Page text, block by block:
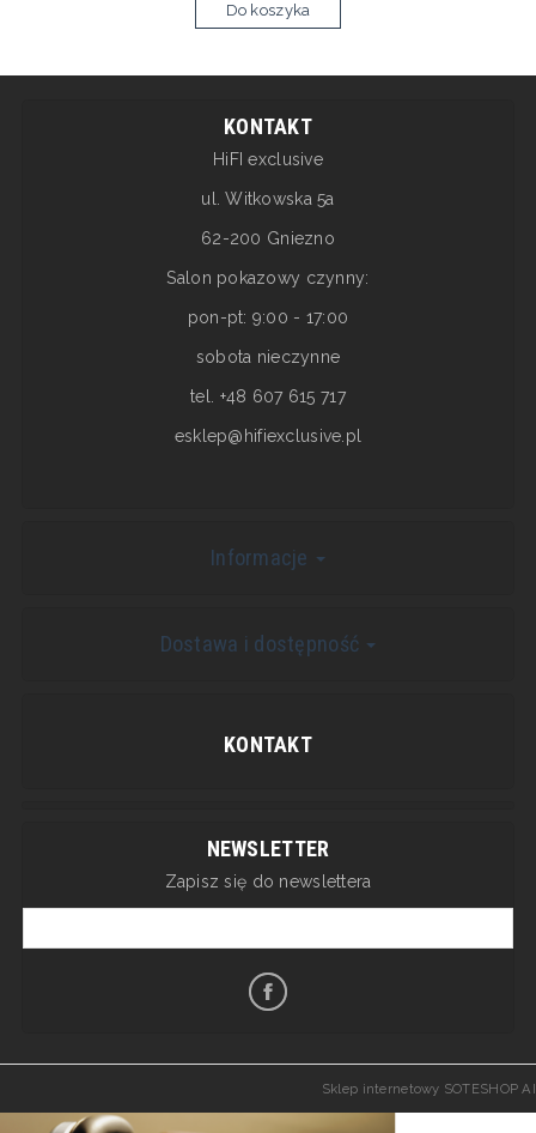
Do koszyka
KONTAKT
HiFI exclusive
ul. Witkowska 5a
62-200 Gniezno
Salon pokazowy czynny:
pon-pt: 9:00 - 17:00
sobota nieczynne
tel. +48 607 615 717
esklep@hifiexclusive.pl
Informacje
Dostawa i dostępność
KONTAKT
NEWSLETTER
Zapisz się do newslettera
Sklep internetowy SOTESHOP AI